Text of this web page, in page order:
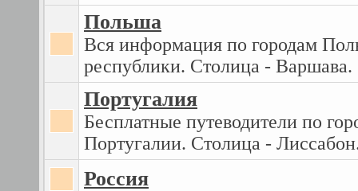
Польша
Вся информация по городам
республики. Столица - Варшава.
Португалия
Бесплатные путеводители по
Португалии. Столица -
Россия